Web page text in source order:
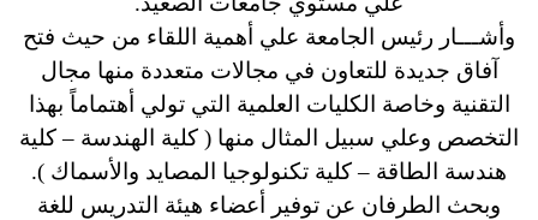
وأشـــار رئيس الجامعة علي أهمية اللقاء من حيث فتح
آفاق جديدة للتعاون في مجالات متعددة منها مجال
التقنية وخاصة الكليات العلمية التي تولي أهتماماً بهذا
التخصص وعلي سبيل المثال منها ( كلية الهندسة – كلية
هندسة الطاقة – كلية تكنولوجيا المصايد والأسماك ).
وبحث الطرفان عن توفير أعضاء هيئة التدريس للغة